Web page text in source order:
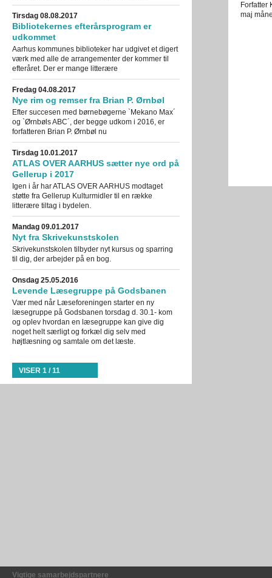
Forfatter
maj
Tirsdag 08.08.2017
Bibliotekernes efterårsprogram er
udkommet
Aarhus kommunes biblioteker har udgivet et digert
værk med alle de arrangementer der kommer til
efteråret. Der er mange litterære
Fredag 04.08.2017
Nye rim og remser fra Brian P. Ørnbøl
Efter succesen med børnebøgerne `Mekano Max´
og `Ørnbøls ABC´, der begge udkom i 2016, er
forfatteren Brian P. Ørnbøl nu
Tirsdag 10.01.2017
ATLAS OVER AARHUS sætter nye ord på
Gellerup i 2017
Igen i år har ATLAS OVER AARHUS modtaget
støtte fra Gellerup Kulturmidler til en række
litterære tiltag i bydelen.
Mandag 09.01.2017
Nyt fra Skrivekunstskolen
Skrivekunstskolen tilbyder nyt kursus og sparring
til dig, der arbejder på en bog.
Onsdag 25.05.2016
Levende Læsegruppe på Godsbanen
Vær med når Læseforeningen starter en ny
læsegruppe på Godsbanen torsdag d. 30.1- kom
og oplev hvordan en læsegruppe kan give dig
noget helt særligt og forkæl dig selv med
højtlæsning og samtale om det læste.
VISER 1 / 11
Vigtige samarbejdspartnere